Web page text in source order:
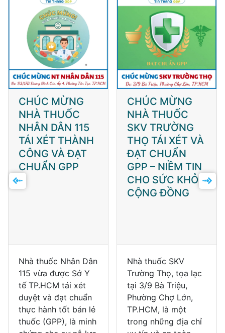
CHÚC MỪNG
NHÀ THUỐC
NHÂN DÂN 115
TÁI XÉT THÀNH
CÔNG VÀ ĐẠT
CHUẨN GPP
Nhà thuốc Nhân Dân
115 vừa được Sở Y
tế TP.HCM tái xét
duyệt và đạt chuẩn
thực hành tốt bán lẻ
thuốc (GPP), là minh
CHÚC MỪNG
NHÀ THUỐC
SKV TRƯỜNG
THỌ TÁI XÉT VÀ
ĐẠT CHUẨN
GPP – NIỀM TIN
CHO SỨC KHỎE
CỘNG ĐỒNG
Nhà thuốc SKV
Trường Thọ, tọa lạc
tại 3/9 Bà Triệu,
Phường Chợ Lớn,
TP.HCM, là một
trong những địa chỉ